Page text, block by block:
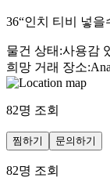
36“인치 티비 넣
물건 상태 :사용감
희망 거래 장소:
82명 조회
찜하기 문의하기
82명 조회